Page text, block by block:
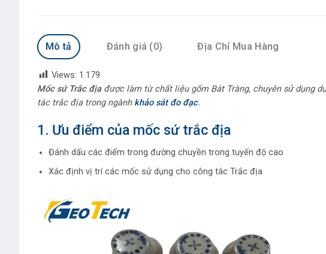
Mô tả Đánh giá (0) Địa Chỉ Mua Hàng
Views: 1.179
Mốc sứ Trắc địađược làm từ chất liệu gốm Bát Tràng, chuyên sử dụng
tác trắc địa trong ngành khảo sát đo đạc.
1. Ưu điểm của mốc sứ trắc địa
Đánh dấu các điểm trong đường chuyền trong tuyến độ cao
Xác định vị trí các mốc sử dụng cho công tác Trắc địa